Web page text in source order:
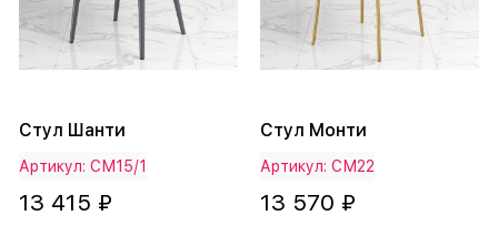
Стул Шанти
Артикул: СМ15/1
13 415 ₽
Стул Монти
Артикул: СМ22
13 570 ₽